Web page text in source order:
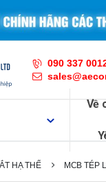
090 337
Về
HẠ THẾ MCB TÉP